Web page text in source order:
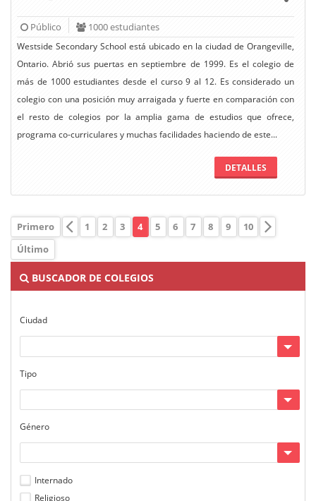
Público 1000 estudiantes
Westside Secondary School está ubicado en la ciudad de Orangeville,
Ontario. Abrió sus puertas en septiembre de 1999. Es el colegio de
más de 1000 estudiantes desde el curso 9 al 12. Es considerado un
colegio con una posición muy arraigada y fuerte en comparación con
el resto de colegios por la amplia gama de estudios que ofrece,
programa co-curriculares y muchas facilidades haciendo de este...
DETALLES
Primero 1 2 3 4 5 6 7 8 9
10
Último
BUSCADOR DE COLEGIOS
Ciudad
Tipo
Género
Internado
Religioso